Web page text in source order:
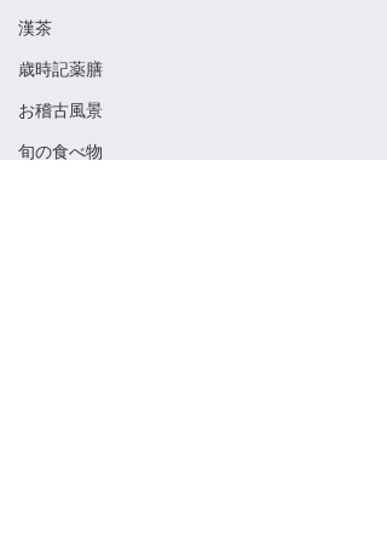
漢茶
歳時記薬膳
お稽古風景
旬の食べ物